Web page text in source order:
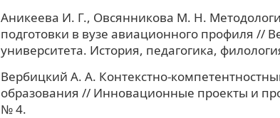
Аникеева И. Г., Овсянникова М. Н.
подготовки в вузе авиационного профиля //
университета. История, педагогика,
Вербицкий А. А. Контекстно-
образования // Инновационные проекты и
№ 4.